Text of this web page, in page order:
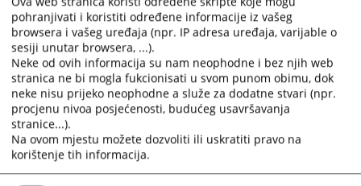
pravnih posljedica osude, na osnovu sudske odluke.
PARNIČNO ODJELJENJE
Parnično odeljenje Osnovnog suda Banjalukaobavlja poslove suđenja
u građansko-pravnoj oblasti u okviru nadležnosti koje su utvrđene
zakonom. Postupci u nadležnosti ovog odjeljenja se posebno odnose
na obligacione, statusne, imovinske, porodične, radne i dr predmete.
U okviru parničnog odeljenja je izvršena specijalizacija na radne
sporove koje obavljaju 3 sudije i ratne štete koje obavljaju 4 sudije.
Parnično odjeljenje se aktivno uključilo i u rešavanje predmeta
medijacijom za čije potrebe ima posebno opremljenju prostoriju.
pohranjivati i koristiti određene informacije iz vašeg
browsera i vašeg uređaja (npr. IP adresa uređaja, varijable o
sesiji unutar browsera, ...).
Neke od ovih informacija su nam neophodne i bez njih web
stranica ne bi mogla fukcionisati u svom punom obimu, dok
neke nisu prijeko neophodne a služe za dodatne stvari (npr.
procjenu nivoa posjećenosti, budućeg usavršavanja
stranice...).
Na ovom mjestu možete dozvoliti ili uskratiti pravo na
korištenje tih informacija.